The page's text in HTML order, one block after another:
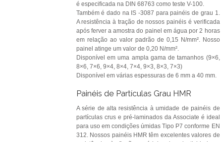
é especificada na DIN 68763 como teste V-100.
Também é dado na IS -3087 para painéis de grau 1.
A resistência à tração de nossos painéis é verificada
após ferver a amostra do painel em água por 2 horas
em relação ao valor padrão de 0,15 N/mm². Nosso
painel atinge um valor de 0,20 N/mm².
Disponível em uma ampla gama de tamanhos (9×6,
8×6, 7×6, 9×4, 8×4, 7×4, 9×3, 8×3, 7×3)
Disponível em várias espessuras de 6 mm a 40 mm.
Painéis de Partículas Grau HMR
A série de alta resistência à umidade de painéis de
partículas crus e pré-laminados da Associate é ideal
para uso em condições úmidas Tipo P7 conforme EN
312. Nossos painéis HMR têm excelentes valores de